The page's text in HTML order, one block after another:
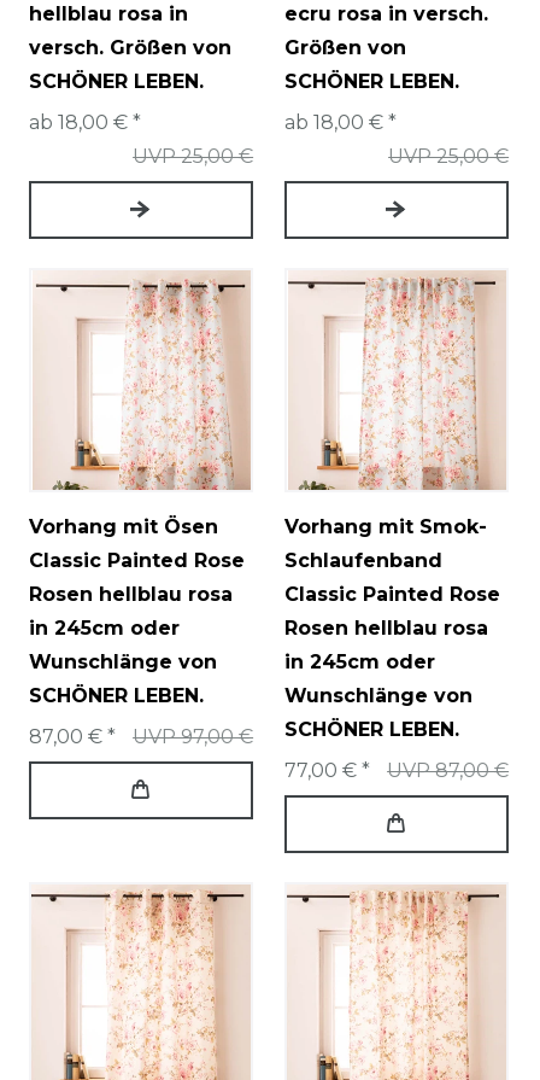
hellblau rosa in
versch. Größen von
SCHÖNER LEBEN.
UVP 25,00 €
ab 18,00 € *
ecru rosa in versch.
Größen von
SCHÖNER LEBEN.
UVP 25,00 €
ab 18,00 € *
Vorhang mit Ösen
Classic Painted Rose
Rosen hellblau rosa
in 245cm oder
Wunschlänge von
SCHÖNER LEBEN.
UVP 97,00 €
87,00 € *
Vorhang mit Smok-
Schlaufenband
Classic Painted Rose
Rosen hellblau rosa
in 245cm oder
Wunschlänge von
SCHÖNER LEBEN.
UVP 87,00 €
77,00 € *